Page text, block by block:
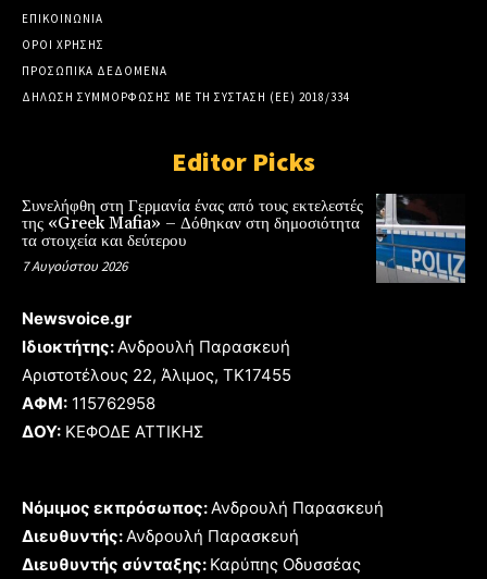
ΕΠΙΚΟΙΝΩΝΙΑ
ΟΡΟΙ ΧΡΗΣΗΣ
ΠΡΟΣΩΠΙΚΑ ΔΕΔΟΜΕΝΑ
ΔΗΛΩΣΗ ΣΥΜΜΟΡΦΩΣΗΣ ΜΕ ΤΗ ΣΥΣΤΑΣΗ (ΕΕ) 2018/334
Editor Picks
Συνελήφθη στη Γερμανία ένας από τους εκτελεστές
της «Greek Mafia» – Δόθηκαν στη δημοσιότητα
τα στοιχεία και δεύτερου
7 Αυγούστου 2026
Newsvoice.gr
Ιδιοκτήτης: Ανδρουλή Παρασκευή
Αριστοτέλους 22, Άλιμος, TK17455
ΑΦΜ: 115762958
ΔΟΥ: ΚΕΦΟΔΕ ΑΤΤΙΚΗΣ
Νόμιμος εκπρόσωπος: Ανδρουλή Παρασκευή
Διευθυντής: Ανδρουλή Παρασκευή
Διευθυντής σύνταξης: Καρύπης Οδυσσέας